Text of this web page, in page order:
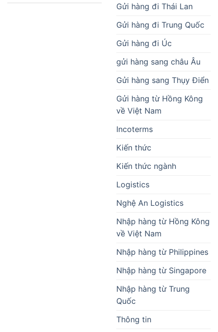
Gửi hàng đi Thái Lan
Gửi hàng đi Trung Quốc
Gửi hàng đi Úc
gửi hàng sang châu Âu
Gửi hàng sang Thụy Điển
Gửi hàng từ Hồng Kông
về Việt Nam
Incoterms
Kiến thức
Kiến thức ngành
Logistics
Nghệ An Logistics
Nhập hàng từ Hồng Kông
về Việt Nam
Nhập hàng từ Philippines
Nhập hàng từ Singapore
Nhập hàng từ Trung
Quốc
Thông tin